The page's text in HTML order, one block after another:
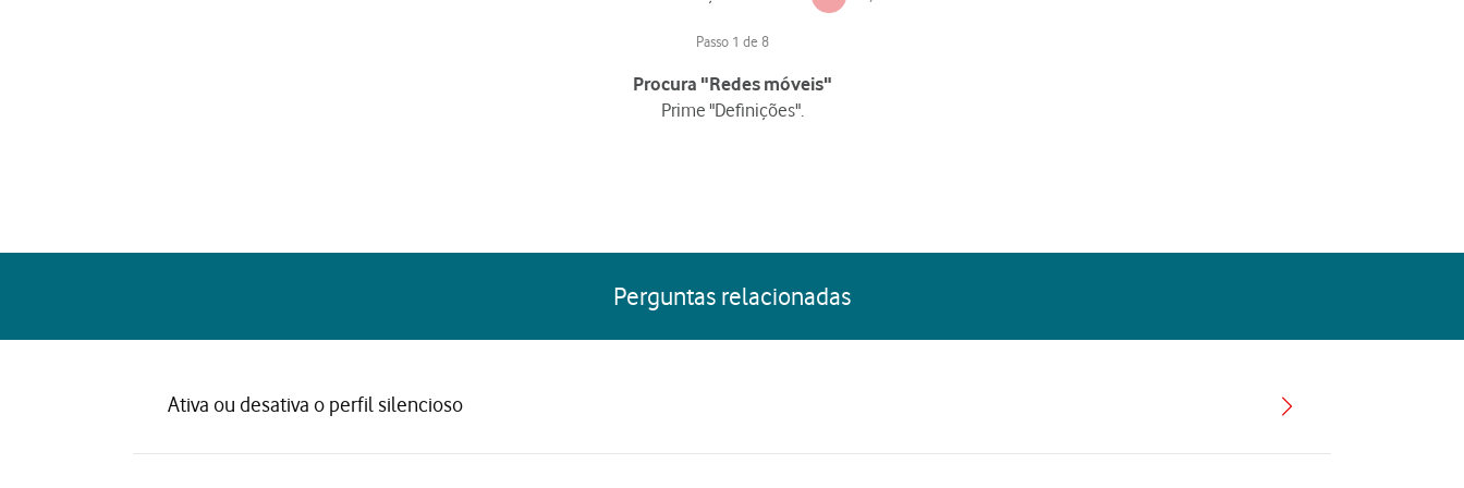
Passo 1 de 8
Procura "Redes móveis"
Prime "Definições".
Perguntas relacionadas
Ativa ou desativa o perfil silencioso